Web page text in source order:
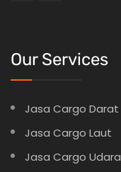
Our Services
Jasa Cargo Darat
Jasa Cargo Laut
Jasa Cargo Udara